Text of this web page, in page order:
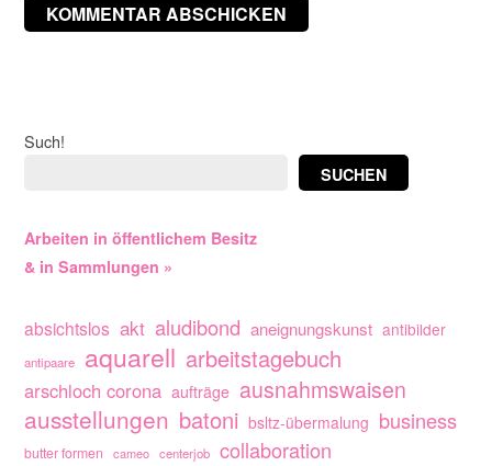
Such!
SUCHEN
Arbeiten in öffentlichem Besitz
& in Sammlungen »
absichtslos akt aludibond aneignungskunst antibilder
antipaare aquarell arbeitstagebuch
arschloch corona aufträge ausnahmswaisen
ausstellungen batoni bsltz-übermalung business
butter formen cameo centerjob collaboration